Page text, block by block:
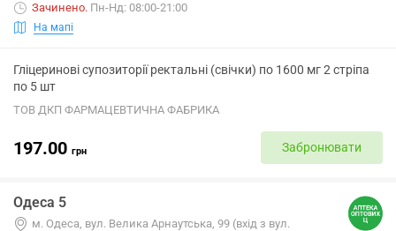
Зачинено. Пн-Нд: 08:00-21:00
На мапі
Гліцеринові супозиторії ректальні (свічки) по 1600 мг 2 стріпа
по 5 шт
ТОВ ДКП ФАРМАЦЕВТИЧНА ФАБРИКА
197.00 грн Забронювати
Одеса 5
м. Одеса, вул. Велика Арнаутська, 99 (вхід з вул.